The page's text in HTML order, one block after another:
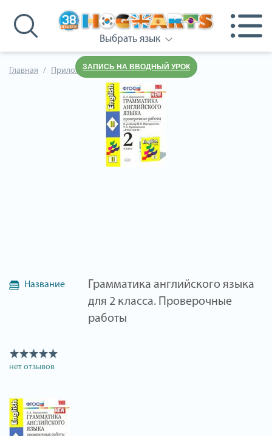
Выбрать язык
ЗАПИСЬ НА ВВОДНЫЙ УРОК
Главная Приложения к учебнику
Название
Грамматика английского языка
для 2 класса. Проверочные
работы
нет отзывов